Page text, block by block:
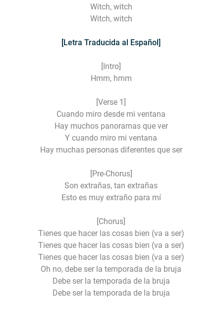
Witch, witch
Witch, witch
[Letra Traducida al Español]
[Intro]
Hmm, hmm
[Verse 1]
Cuando miro desde mi ventana
Hay muchos panoramas que ver
Y cuando miro mi ventana
Hay muchas personas diferentes que ser
[Pre-Chorus]
Son extrañas, tan extrañas
Esto es muy extraño para mí
[Chorus]
Tienes que hacer las cosas bien (va a ser)
Tienes que hacer las cosas bien (va a ser)
Tienes que hacer las cosas bien (va a ser)
Oh no, debe ser la temporada de la bruja
Debe ser la temporada de la bruja
Debe ser la temporada de la bruja